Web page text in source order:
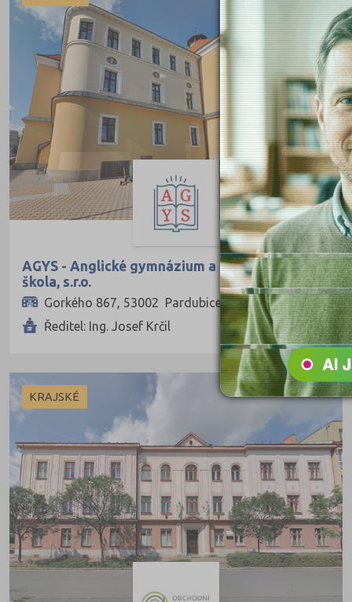
Ekonomie
Ekonomie a administrativa
Podnikání a management
Hotelnictví, turismus, gastronomie
Obchod, prodej
Služby
Přírodovědné a potravinářské obory
Ekologie a ochrana ŽP
Výroba a technologie potravin
Zemědělství a lesnictví
Veterinářství
Hotelnictví, turismus, gastronomie
Policejní a vojenské obory
Zdravotnické obory
Pedagogika a sociální péče
Umělecké obory
Praktická škola
Šance na přijetí
AGYS - Anglické gymnázium a Střední odborná
škola, s.r.o.
Gorkého 867, 53002 Pardubice
Ředitel: Ing. Josef Krčil
KRAJSKÉ